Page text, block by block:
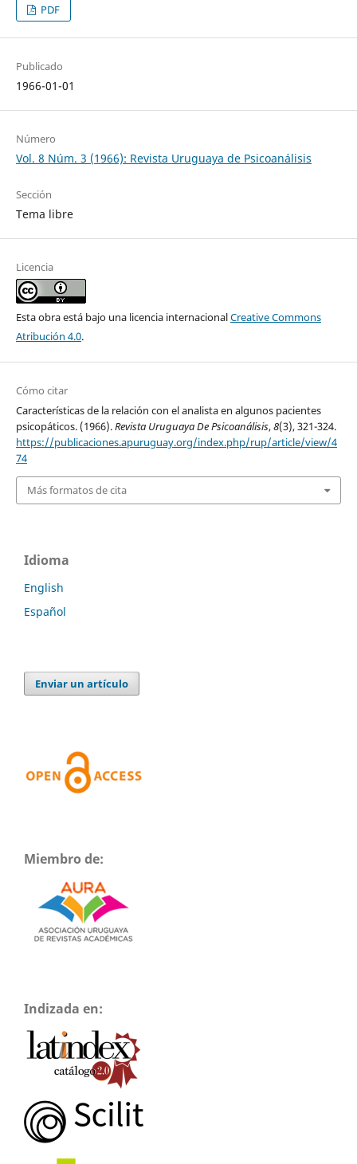
PDF
Publicado
1966-01-01
Número
Vol. 8 Núm. 3 (1966): Revista Uruguaya de Psicoanálisis
Sección
Tema libre
Licencia
Esta obra está bajo una licencia internacionalCreative Commons
Atribución 4.0.
Cómo citar
Características de la relación con el analista en algunos pacientes
psicopáticos. (1966).Revista Uruguaya De Psicoanálisis,8(3), 321-324.
https://publicaciones.apuruguay.org/index.php/rup/article/view/4
74
Más formatos de cita
Idioma
English
Español
Enviar un artículo
Miembro de:
Indizada en: